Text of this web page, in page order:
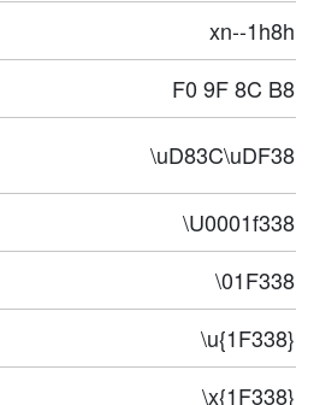
xn--1h8h
F0 9F 8C B8
\uD83C\uDF38
\U0001f338
\01F338
\u{1F338}
\x{1F338}